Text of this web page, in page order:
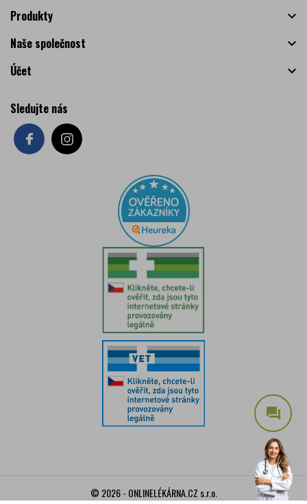
Produkty

Naše společnost

Účet

Sledujte nás
question_answer
© 2026 - ONLINELÉKÁRNA.CZ s.r.o.